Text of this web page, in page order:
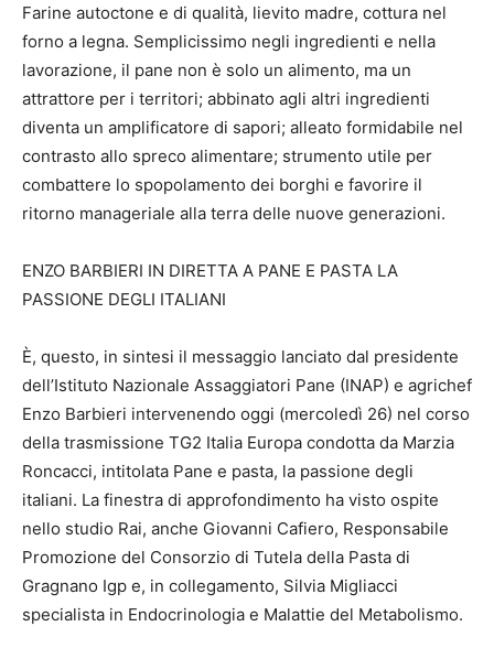
Farine autoctone e di qualità, lievito madre, cottura nel
forno a legna. Semplicissimo negli ingredienti e nella
lavorazione, il pane non è solo un alimento, ma un
attrattore per i territori; abbinato agli altri ingredienti
diventa un amplificatore di sapori; alleato formidabile nel
contrasto allo spreco alimentare; strumento utile per
combattere lo spopolamento dei borghi e favorire il
ritorno manageriale alla terra delle nuove generazioni.
ENZO BARBIERI IN DIRETTA A PANE E PASTA LA
PASSIONE DEGLI ITALIANI
È, questo, in sintesi il messaggio lanciato dal presidente
dell’Istituto Nazionale Assaggiatori Pane (INAP) e agrichef
Enzo Barbieri intervenendo oggi (mercoledì 26) nel corso
della trasmissione TG2 Italia Europa condotta da Marzia
Roncacci, intitolata Pane e pasta, la passione degli
italiani. La finestra di approfondimento ha visto ospite
nello studio Rai, anche Giovanni Cafiero, Responsabile
Promozione del Consorzio di Tutela della Pasta di
Gragnano Igp e, in collegamento, Silvia Migliacci
specialista in Endocrinologia e Malattie del Metabolismo.